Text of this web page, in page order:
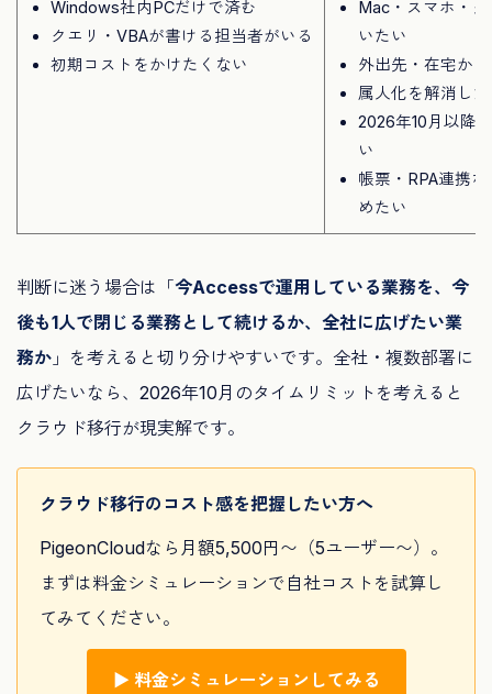
Windows社内PCだけで済む
クエリ・VBAが書ける担当者がいる
初期コストをかけたくない
Mac・スマホ・
いたい
外出先・在宅か
属人化を解消し
2026年10月以降
い
帳票・RPA連携
めたい
判断に迷う場合は「今Accessで運用している業務を、今
後も1人で閉じる業務として続けるか、全社に広げたい業
務か 」を考えると切り分けやすいです。全社・複数部署に
広げたいなら、2026年10月のタイムリミットを考えると
クラウド移行が現実解です。
クラウド移行のコスト感を把握したい方へ
PigeonCloudなら月額5,500円〜（5ユーザー〜）。
まずは料金シミュレーションで自社コストを試算し
てみてください。
▶ 料金シミュレーションしてみる